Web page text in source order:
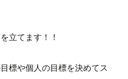
立てます！！
標や個人の目標を決めてス